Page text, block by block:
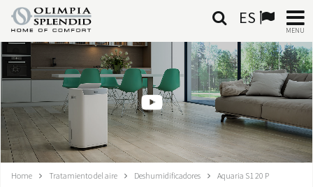
ES
MENU
ESPAÑOL
AIRE ACONDICIONADO
CALEFACCIÓN
Home Tratamiento del aire Deshumidificadores Aquaria S1 20 P